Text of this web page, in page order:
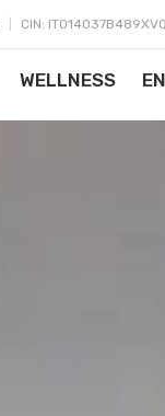
CIN:
WELLNESS